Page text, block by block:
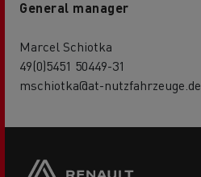
General manager
Marcel Schiotka
49(0)5451 50449-31
mschiotka@at-nutzfahrzeuge.de